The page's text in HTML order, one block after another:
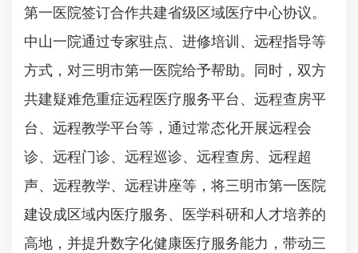
第一医院签订合作共建省级区域医疗中心协议。
中山一院通过专家驻点、进修培训、远程指导等
方式，对三明市第一医院给予帮助。同时，双方
共建疑难危重症远程医疗服务平台、远程查房平
台、远程教学平台等，通过常态化开展远程会
诊、远程门诊、远程巡诊、远程查房、远程超
声、远程教学、远程讲座等，将三明市第一医院
建设成区域内医疗服务、医学科研和人才培养的
高地，并提升数字化健康医疗服务能力，带动三